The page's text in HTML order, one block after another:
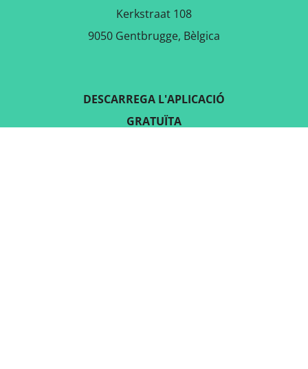
Kerkstraat 108
9050 Gentbrugge, Bèlgica
DESCARREGA L'APLICACIÓ
GRATUÏTA